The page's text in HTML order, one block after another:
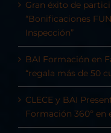
Gran éxito de
“Bonificaciones
Inspección”
BAI Formación en
“regala más de 50
CLECE y BAI
Formación 360º en